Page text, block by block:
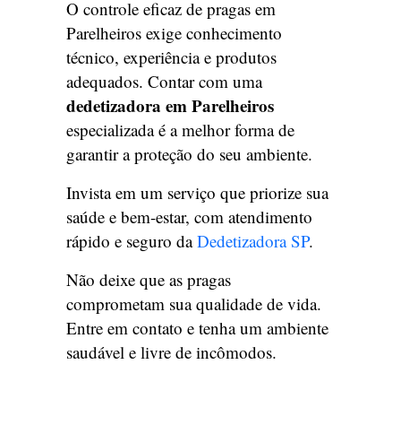
O controle eficaz de pragas em
Parelheiros exige conhecimento
técnico, experiência e produtos
adequados. Contar com uma
dedetizadora em Parelheiros
especializada é a melhor forma de
garantir a proteção do seu ambiente.
Invista em um serviço que priorize sua
saúde e bem-estar, com atendimento
rápido e seguro daDedetizadora SP.
Não deixe que as pragas
comprometam sua qualidade de vida.
Entre em contato e tenha um ambiente
saudável e livre de incômodos.